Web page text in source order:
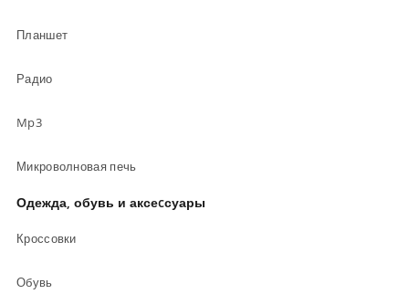
Планшет
Радио
Mp3
Микроволновая печь
Одежда, обувь и аксеcсуары
Кроссовки
Обувь